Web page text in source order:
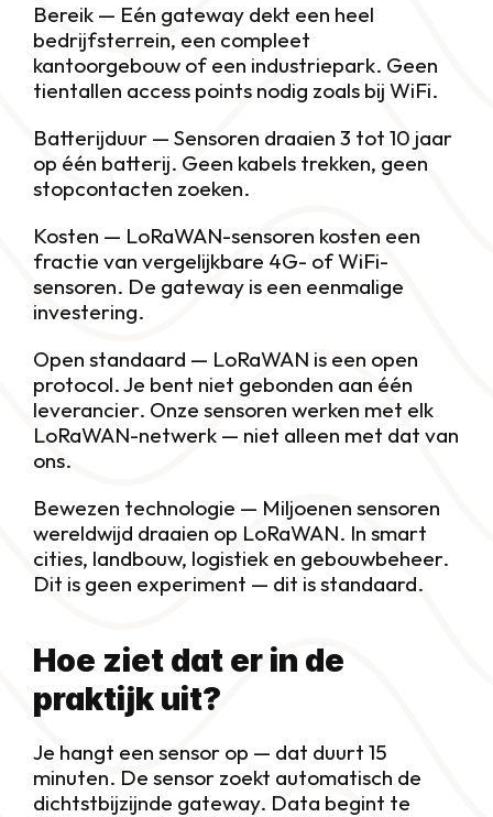
Bereik — Eén gateway dekt een heel
bedrijfsterrein, een compleet
kantoorgebouw of een industriepark. Geen
tientallen access points nodig zoals bij WiFi.
Batterijduur — Sensoren draaien 3 tot 10 jaar
op één batterij. Geen kabels trekken, geen
stopcontacten zoeken.
Kosten — LoRaWAN-sensoren kosten een
fractie van vergelijkbare 4G- of WiFi-
sensoren. De gateway is een eenmalige
investering.
Open standaard — LoRaWAN is een open
protocol. Je bent niet gebonden aan één
leverancier. Onze sensoren werken met elk
LoRaWAN-netwerk — niet alleen met dat van
ons.
Bewezen technologie — Miljoenen sensoren
wereldwijd draaien op LoRaWAN. In smart
cities, landbouw, logistiek en gebouwbeheer.
Dit is geen experiment — dit is standaard.
Hoe ziet dat er in de
praktijk uit?
Je hangt een sensor op — dat duurt 15
minuten. De sensor zoekt automatisch de
dichtstbijzijnde gateway. Data begint te